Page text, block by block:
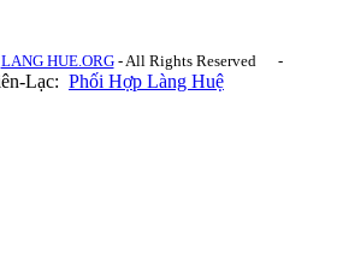
LANG HUE.ORG- All Rights Reserved -
Lạc: Phối Hợp Làng Huệ